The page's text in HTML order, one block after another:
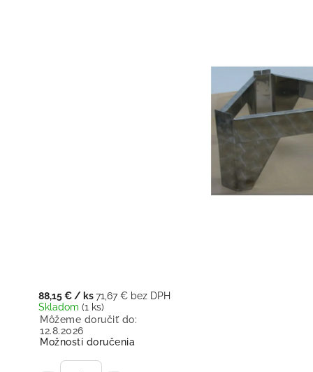
88,15 € / ks71,67 € bez DPH
Skladom (1 ks)
Môžeme doručiť do:
12.8.2026
Možnosti doručenia